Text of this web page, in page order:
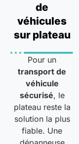
de
véhicules
sur plateau
Pour un
transport de
véhicule
sécurisé, le
plateau reste la
solution la plus
fiable. Une